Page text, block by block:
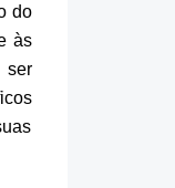
do
às
ser